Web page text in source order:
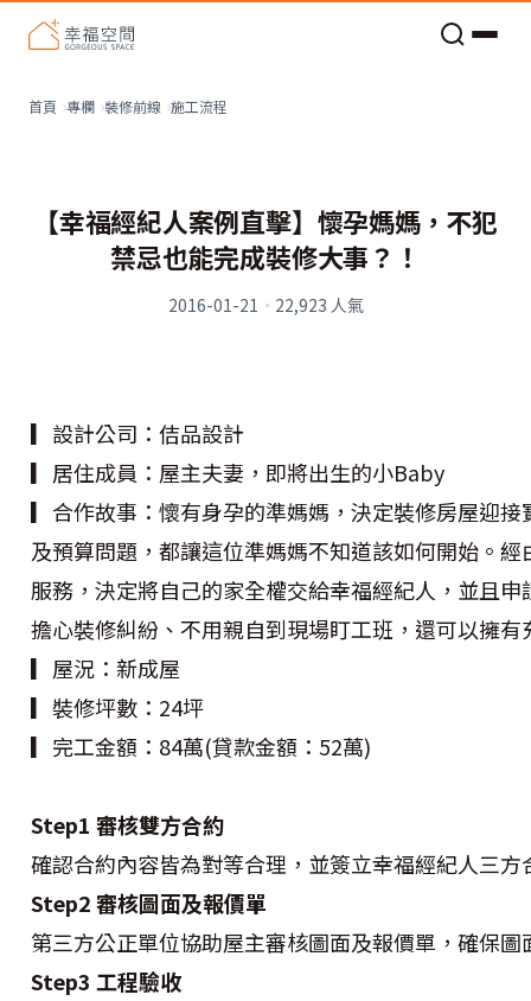
首頁 專欄 裝修前線 施工流程
【幸福經紀人案例直擊】懷孕媽媽，不犯
禁忌也能完成裝修大事？！
2016-01-21 · 22,923 人氣
▎設計公司：佶品設計
▎居住成員：屋主夫妻，即將出生的小Baby
▎合作故事：懷有身孕的準媽媽，決定裝修房屋迎
及預算問題，都讓這位準媽媽不知道該如何開始。
服務，決定將自己的家全權交給幸福經紀人，並且
擔心裝修糾紛、不用親自到現場盯工班，還可以擁
▎屋況：新成屋
▎裝修坪數：24坪
▎完工金額：84萬(貸款金額：52萬)
Step1 審核雙方合約
確認合約內容皆為對等合理，並簽立幸福經紀人三
Step2 審核圖面及報價單
第三方公正單位協助屋主審核圖面及報價單，確保
Step3 工程驗收